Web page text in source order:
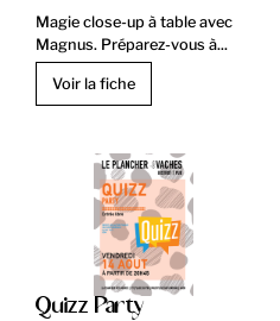
Magie close-up à table avec
Magnus. Préparez-vous à...
Voir la fiche
Quizz Party